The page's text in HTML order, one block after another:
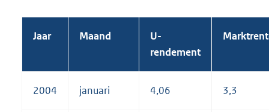
Jaar Maand
U-
rendement
2004 januari 4,06 3,3